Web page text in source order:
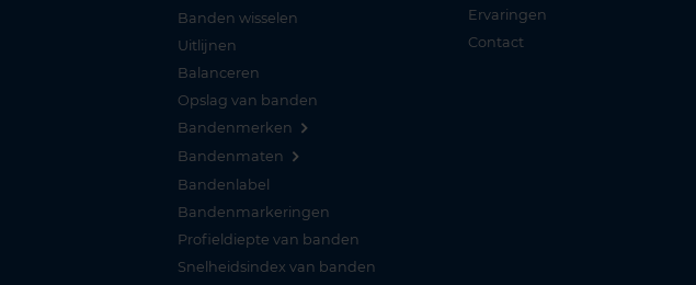
Banden wisselen
Uitlijnen
Balanceren
Opslag van banden
Bandenmerken
Bandenmaten
Bandenlabel
Bandenmarkeringen
Profieldiepte van banden
Snelheidsindex van banden
Ervaringen
Contact